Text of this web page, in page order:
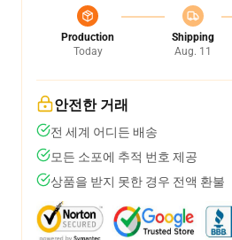
Production
Today
Shipping
Aug. 11
안전한 거래
전 세계 어디든 배송
모든 소포에 추적 번호 제공
상품을 받지 못한 경우 전액 환불